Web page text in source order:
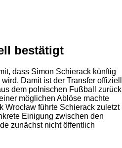
bestätigt
dass Simon Schierack künftig
Damit ist der Transfer offiziell
dem polnischen Fußball zurück
möglichen Ablöse machte
Wrocław führte Schierack zuletzt
Einigung zwischen den
zunächst nicht öffentlich